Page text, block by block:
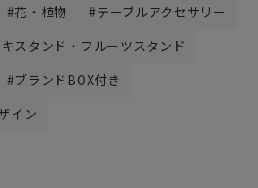
花・植物
テーブルアクセサリー
スタンド・フルーツスタンド
ブランドBOX付き
イン